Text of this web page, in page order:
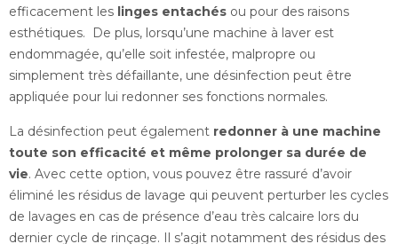
efficacement les linges entachés ou pour des raisons
esthétiques. De plus, lorsqu’une machine à laver est
endommagée, qu’elle soit infestée, malpropre ou
simplement très défaillante, une désinfection peut être
appliquée pour lui redonner ses fonctions normales.
La désinfection peut également redonner à une machine
toute son efficacité et même prolonger sa durée de
vie. Avec cette option, vous pouvez être rassuré d’avoir
éliminé les résidus de lavage qui peuvent perturber les cycles
de lavages en cas de présence d’eau très calcaire lors du
dernier cycle de rinçage. Il s’agit notamment des résidus des